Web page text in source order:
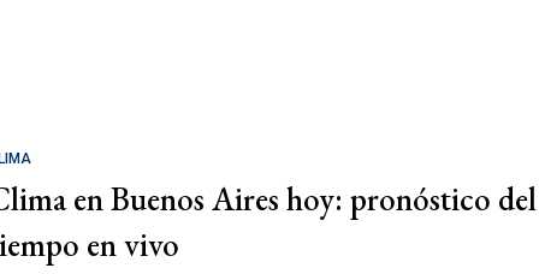
en Buenos Aires hoy: pronóstico del
en vivo